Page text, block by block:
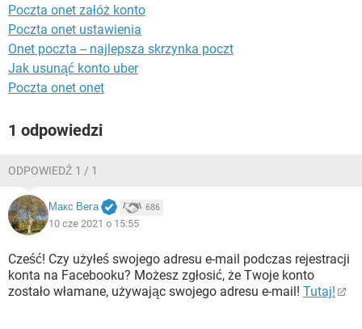
Poczta onet załóż konto
Poczta onet ustawienia
Onet poczta -- najlepsza skrzynka poczt
Jak usunąć konto uber
Poczta onet onet
1 odpowiedzi
ODPOWIEDŹ 1 / 1
Макс Вега 686
10 cze 2021 o 15:55
Cześć! Czy użyłeś swojego adresu e-mail podczas rejestracji
konta na Facebooku? Możesz zgłosić, że Twoje konto
zostało włamane, używając swojego adresu e-mail! Tutaj!